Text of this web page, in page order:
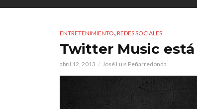
ENTRETENIMIENTO, REDES SOCIALES
Twitter Music
abril 12, 2013 José Luis Peñarredonda